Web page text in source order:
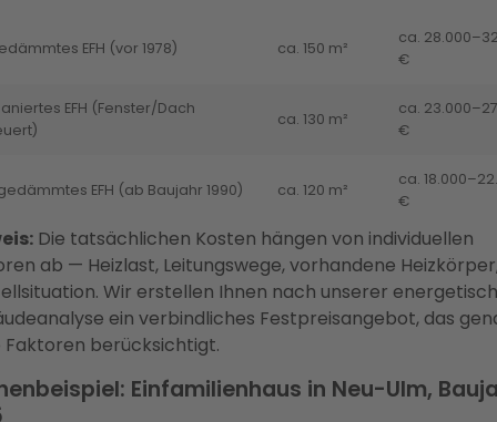
EFH (vor 1978) ca. 150 m²
ca.
€
EFH (Fenster/Dach
ca. 130 m²
ca.
€
EFH (ab Baujahr 1990) ca. 120 m²
ca.
€
Die tatsächlichen Kosten hängen von individuellen
ab — Heizlast, Leitungswege, vorhandene
Wir erstellen Ihnen nach unserer
ein verbindliches Festpreisangebot, das
Faktoren berücksichtigt.
Einfamilienhaus in Neu-Ulm,